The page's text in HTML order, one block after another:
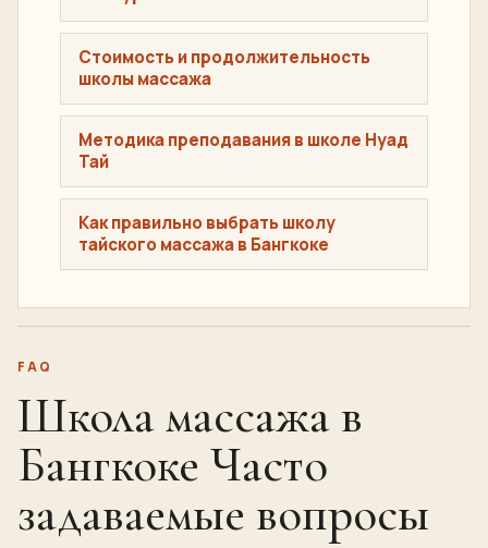
ПЛАНИРУЙТЕ СВОЕ ОБУЧЕНИЕ
Перед
бронированием
Курс тайского массажа в Бангкоке
Методика преподавания в школе Нуад
Как правильно выбрать школу
тайского массажа в Бангкоке